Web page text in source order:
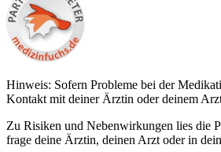
Hinweis: Sofern Probleme bei der
Kontakt mit deiner Ärztin oder deinem
Zu Risiken und Nebenwirkungen lies die
frage deine Ärztin, deinen Arzt oder in